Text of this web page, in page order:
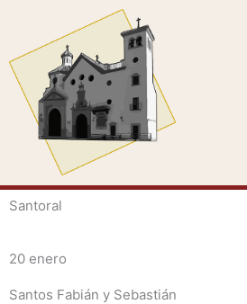
contenido
Santoral
20 enero
Santos Fabián y Sebastián